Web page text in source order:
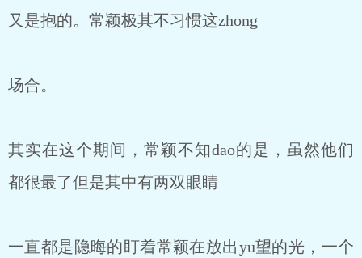
又是抱的。常颖极其不习惯这zhong
场合。
其实在这个期间，常颖不知dao的是，虽然他们
都很最了但是其中有两双眼睛
一直都是隐晦的盯着常颖在放出yu望的光，一个